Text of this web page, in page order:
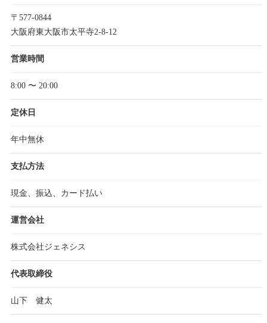
〒577-0844
大阪府東大阪市太平寺2-8-12
営業時間
8:00 〜 20:00
定休日
年中無休
支払方法
現金、振込、カード払い
運営会社
株式会社ジェネシス
代表取締役
山下 健太